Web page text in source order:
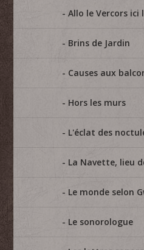
Allo le Vercors ici
Brins de Jardin
Causes aux
Hors les murs
L'éclat des
La Navette, lieu
Le monde selon
Le sonorologue